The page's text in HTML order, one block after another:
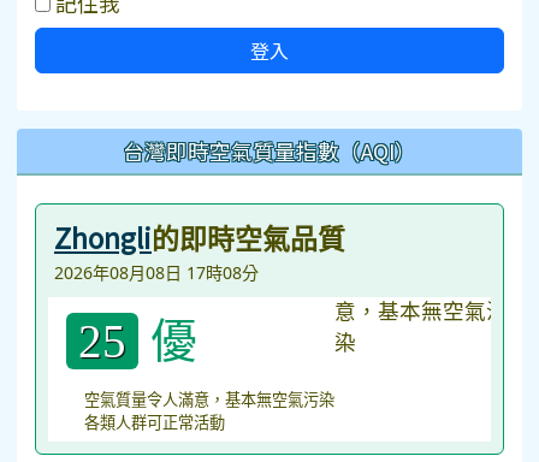
登入
台灣即時空氣質量指數（AQI）
Zhongli的即時空氣品質
2026年08月08日 17時08分
25 優
空氣質量令人滿意，基本無空氣污染
各類人群可正常活動